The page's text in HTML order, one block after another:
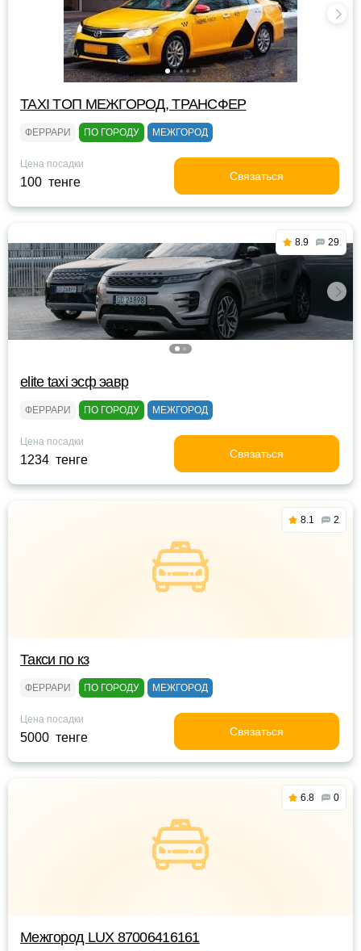
TAXI TOП МЕЖГОРОД, ТРАНСФЕР
ФЕРРАРИ ПО ГОРОДУ МЕЖГОРОД
Цена посадки
100 тенге Связаться
8.9 29
elite taxi эсф эавр
ФЕРРАРИ ПО ГОРОДУ МЕЖГОРОД
Цена посадки
1234 тенге Связаться
8.1 2
Такси по кз
ФЕРРАРИ ПО ГОРОДУ МЕЖГОРОД
Цена посадки
5000 тенге Связаться
6.8 0
Межгород LUX 87006416161